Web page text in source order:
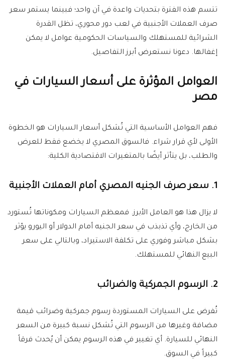
تتسم هذه الفترة بتحديات واعدة في آن واحد؛ فبينما يستمر سعر
صرف العملات الأجنبية في لعب دور محوري، تظل القدرة
الشرائية للمستهلك والسياسات الحكومية عوامل لا يمكن
إغفالها. دعونا نستعرض أبرز التفاصيل.
العوامل المؤثرة على أسعار السيارات في
مصر
فهم العوامل الأساسية التي تُشكل أسعار السيارات هو الخطوة
الأولى لأي قرار شراء. فالسوق المصري لا يخضع فقط للعرض
والطلب، بل يتأثر أيضًا بالمتغيرات الاقتصادية الكلية:
1. سعر صرف الجنيه المصري أمام العملات الأجنبية
لا يزال هذا هو العامل الأبرز. فمعظم السيارات ومكوناتها تُستورد
من الخارج، وأي تذبذب في سعر الجنيه أمام الدولار أو اليورو يؤثر
بشكل مباشر وفوري على تكلفة الاستيراد، وبالتالي على سعر
البيع النهائي للمستهلك.
2. الرسوم الجمركية والضرائب
تُفرض على السيارات المستوردة رسوم جمركية وضرائب قيمة
مضافة وغيرها من الرسوم التي تُشكل نسبة كبيرة من السعر
النهائي للسيارة. أي تغيير في هذه الرسوم يمكن أن يُحدث فرقاً
كبيراً في السوق.